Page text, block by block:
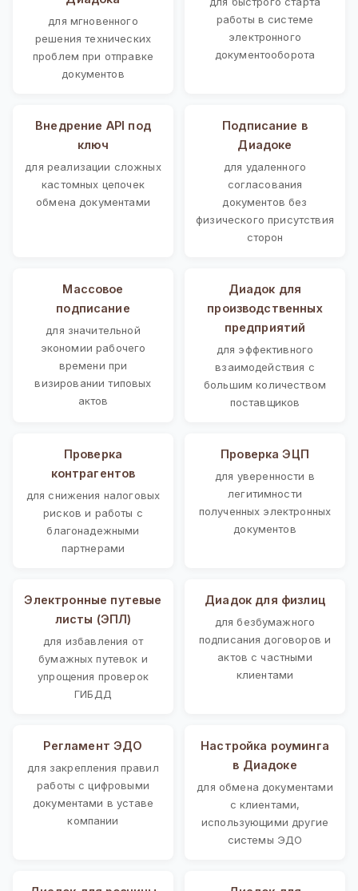
для мгновенного
решения технических
проблем при отправке
документов
работы в системе
электронного
документооборота
Внедрение API под
ключ
для реализации сложных
кастомных цепочек
обмена документами
Подписание в
Диадоке
для удаленного
согласования
документов без
физического присутствия
сторон
Массовое
подписание
для значительной
экономии рабочего
времени при
визировании типовых
актов
Диадок для
производственных
предприятий
для эффективного
взаимодействия с
большим количеством
поставщиков
Проверка
контрагентов
для снижения налоговых
рисков и работы с
благонадежными
партнерами
Проверка ЭЦП
для уверенности в
легитимности
полученных электронных
документов
Электронные путевые
листы (ЭПЛ)
для избавления от
бумажных путевок и
упрощения проверок
ГИБДД
Диадок для физлиц
для безбумажного
подписания договоров и
актов с частными
клиентами
Регламент ЭДО
для закрепления правил
работы с цифровыми
документами в уставе
компании
Настройка роуминга
в Диадоке
для обмена документами
с клиентами,
использующими другие
системы ЭДО